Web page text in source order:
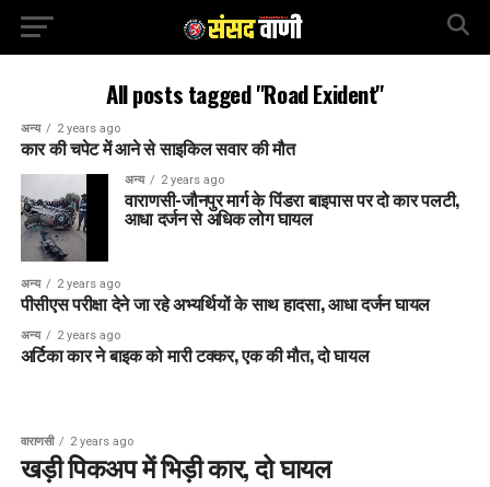
All posts tagged "Road Exident"
अन्य 2 years ago
कार की चपेट में आने से साइकिल सवार की मौत
अन्य 2 years ago
वाराणसी-जौनपुर मार्ग के पिंडरा बाइपास पर दो कार पलटी,
आधा दर्जन से अधिक लोग घायल
अन्य 2 years ago
पीसीएस परीक्षा देने जा रहे अभ्यर्थियों के साथ हादसा, आधा दर्जन घायल
अन्य 2 years ago
अर्टिका कार ने बाइक को मारी टक्कर, एक की मौत, दो घायल
वाराणसी 2 years ago
खड़ी पिकअप में भिड़ी कार, दो घायल